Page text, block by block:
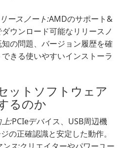
ースノート:AMDのサポート&
ウンロード可能なリリースノ
の問題、バージョン履歴を確
きる使いやすいインストーラ
ットソフトウェア
るのか
:PCIeデバイス、USB周辺機
の正確認識と安定した動作。